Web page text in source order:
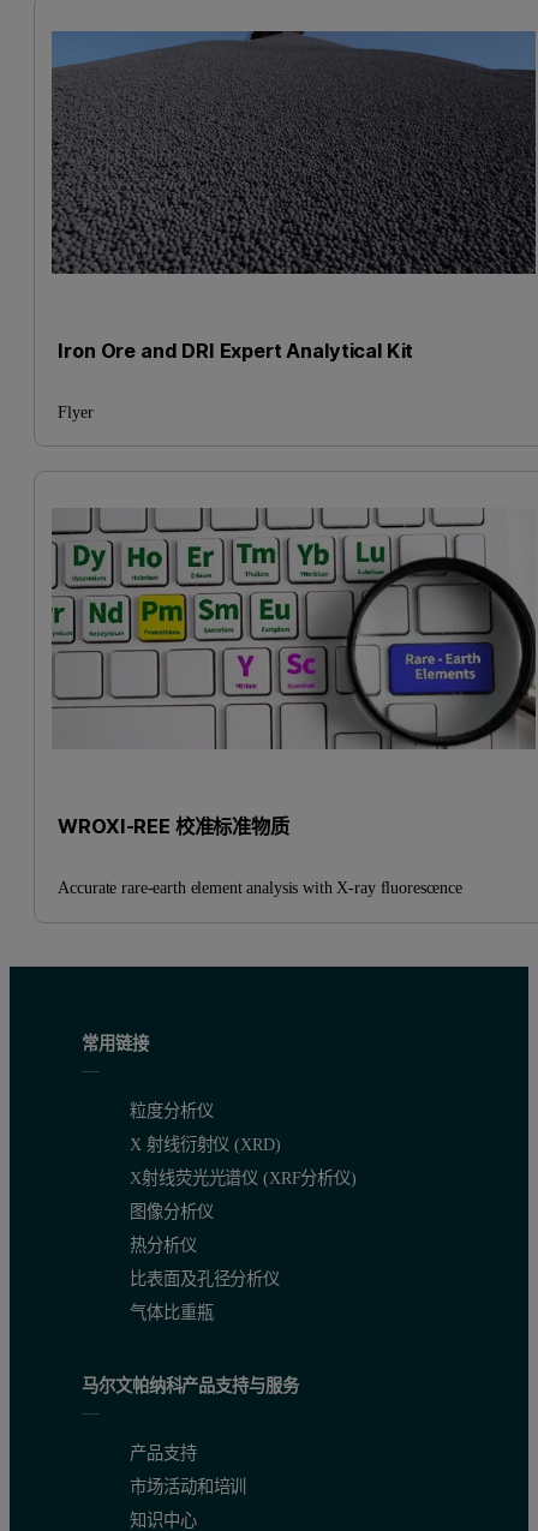
Iron Ore and DRI Expert Analytical Kit
Flyer
WROXI-REE 校准标准物质
Accurate rare-earth element analysis with X-ray fluorescence
常用链接
粒度分析仪
X 射线衍射仪 (XRD)
X射线荧光光谱仪 (XRF分析仪)
图像分析仪
热分析仪
比表面及孔径分析仪
气体比重瓶
马尔文帕纳科产品支持与服务
产品支持
市场活动和培训
知识中心